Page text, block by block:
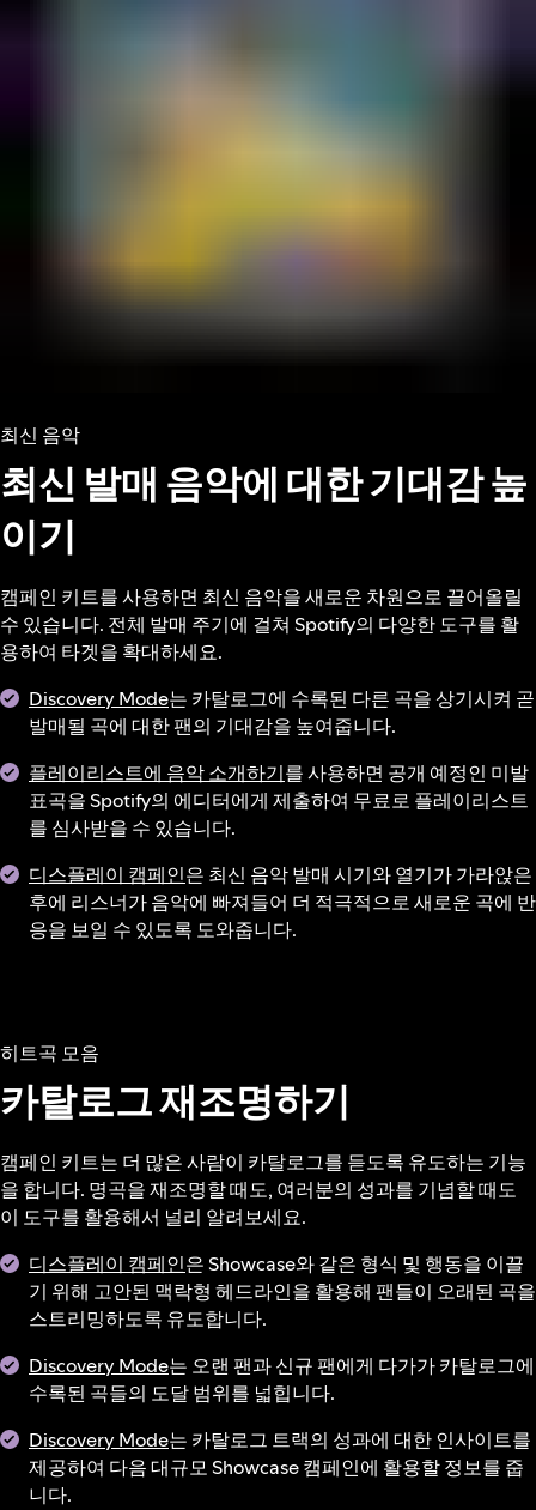
최신 음악
최신 발매 음악에 대한 기대감 높
이기
캠페인 키트를 사용하면 최신 음악을 새로운 차원으로 끌어올릴
수 있습니다. 전체 발매 주기에 걸쳐 Spotify의 다양한 도구를 활
용하여 타겟을 확대하세요.
Discovery Mode는 카탈로그에 수록된 다른 곡을 상기시켜 곧
발매될 곡에 대한 팬의 기대감을 높여줍니다.
플레이리스트에 음악 소개하기를 사용하면 공개 예정인 미발
표곡을 Spotify의 에디터에게 제출하여 무료로 플레이리스트
를 심사받을 수 있습니다.
디스플레이 캠페인은 최신 음악 발매 시기와 열기가 가라앉은
후에 리스너가 음악에 빠져들어 더 적극적으로 새로운 곡에 반
응을 보일 수 있도록 도와줍니다.
히트곡 모음
카탈로그 재조명하기
캠페인 키트는 더 많은 사람이 카탈로그를 듣도록 유도하는 기능
을 합니다. 명곡을 재조명할 때도, 여러분의 성과를 기념할 때도
이 도구를 활용해서 널리 알려보세요.
디스플레이 캠페인은 Showcase와 같은 형식 및 행동을 이끌
기 위해 고안된 맥락형 헤드라인을 활용해 팬들이 오래된 곡을
스트리밍하도록 유도합니다.
Discovery Mode는 오랜 팬과 신규 팬에게 다가가 카탈로그에
수록된 곡들의 도달 범위를 넓힙니다.
Discovery Mode는 카탈로그 트랙의 성과에 대한 인사이트를
제공하여 다음 대규모 Showcase 캠페인에 활용할 정보를 줍
니다.